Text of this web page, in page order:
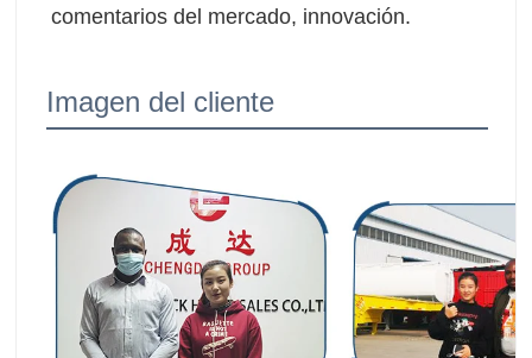
comentarios del mercado, innovación.
Imagen del cliente